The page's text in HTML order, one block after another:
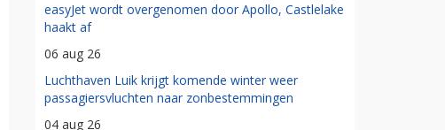
easyJet wordt overgenomen door Apollo, Castlelake
haakt af
06 aug 26
Luchthaven Luik krijgt komende winter weer
passagiersvluchten naar zonbestemmingen
04 aug 26